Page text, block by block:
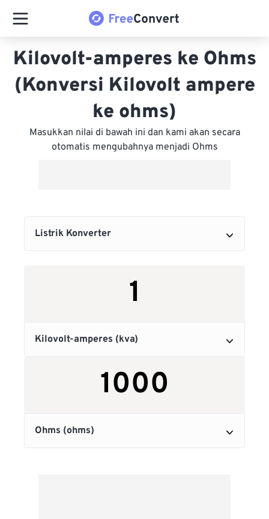
Kilovolt-amperes ke Ohms
(Konversi Kilovolt ampere
ke ohms)
Masukkan nilai di bawah ini dan kami akan secara
otomatis mengubahnya menjadi Ohms